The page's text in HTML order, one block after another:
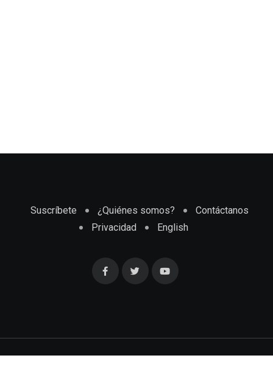
Suscríbete ¿Quiénes somos?
Contáctanos
Privacidad
English